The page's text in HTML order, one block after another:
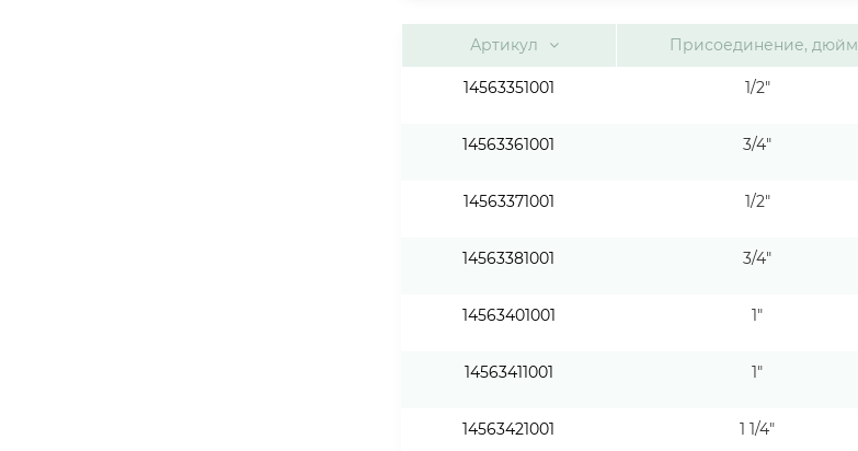
Артикул Присоединение, дюйм
14563351001 1/2"
14563361001 3/4"
14563371001 1/2"
14563381001 3/4"
14563401001 1"
14563411001 1"
14563421001 1 1/4"